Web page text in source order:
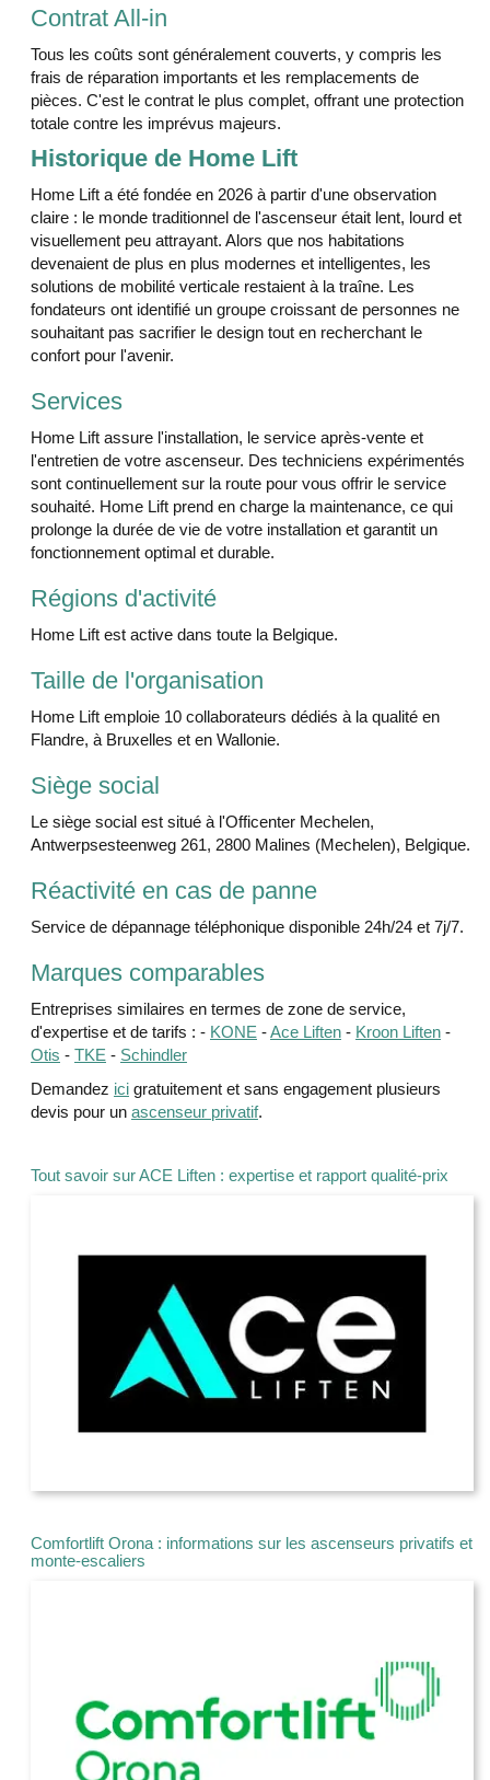
Contrat All-in
Tous les coûts sont généralement couverts, y compris les
frais de réparation importants et les remplacements de
pièces. C'est le contrat le plus complet, offrant une protection
totale contre les imprévus majeurs.
Historique de Home Lift
Home Lift a été fondée en 2026 à partir d'une observation
claire : le monde traditionnel de l'ascenseur était lent, lourd et
visuellement peu attrayant. Alors que nos habitations
devenaient de plus en plus modernes et intelligentes, les
solutions de mobilité verticale restaient à la traîne. Les
fondateurs ont identifié un groupe croissant de personnes ne
souhaitant pas sacrifier le design tout en recherchant le
confort pour l'avenir.
Services
Home Lift assure l'installation, le service après-vente et
l'entretien de votre ascenseur. Des techniciens expérimentés
sont continuellement sur la route pour vous offrir le service
souhaité. Home Lift prend en charge la maintenance, ce qui
prolonge la durée de vie de votre installation et garantit un
fonctionnement optimal et durable.
Régions d'activité
Home Lift est active dans toute la Belgique.
Taille de l'organisation
Home Lift emploie 10 collaborateurs dédiés à la qualité en
Flandre, à Bruxelles et en Wallonie.
Siège social
Le siège social est situé à l'Officenter Mechelen,
Antwerpsesteenweg 261, 2800 Malines (Mechelen), Belgique.
Réactivité en cas de panne
Service de dépannage téléphonique disponible 24h/24 et 7j/7.
Marques comparables
Entreprises similaires en termes de zone de service,
d'expertise et de tarifs : - KONE -Ace Liften - Kroon Liften -
Otis - TKE - Schindler
Demandez ici gratuitement et sans engagement plusieurs
devis pour un ascenseur privatif.
Tout savoir sur ACE Liften : expertise et rapport qualité-prix
Comfortlift Orona : informations sur les ascenseurs privatifs et
monte-escaliers